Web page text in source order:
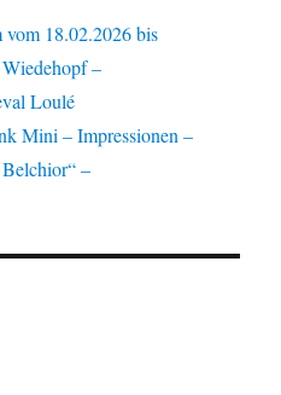
vom 18.02.2026 bis
–
Loulé
Mini – Impressionen –
–